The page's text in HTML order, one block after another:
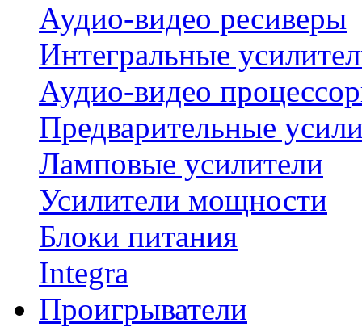
Аудио-видео ресиверы
Интегральные
Аудио-видео
Предварительные
Ламповые усилители
Усилители мощности
Блоки питания
Integra
Проигрыватели